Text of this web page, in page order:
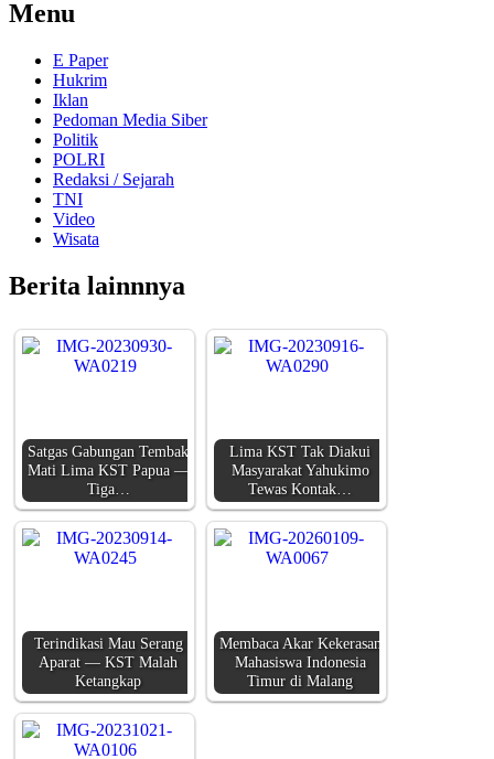
Menu
E Paper
Hukrim
Iklan
Pedoman Media Siber
Politik
POLRI
Redaksi / Sejarah
TNI
Video
Wisata
Berita lainnnya
Satgas Gabungan Tembak
Mati Lima KST Papua —
Tiga…
Lima KST Tak Diakui
Masyarakat Yahukimo
Tewas Kontak…
Terindikasi Mau Serang
Aparat — KST Malah
Ketangkap
Membaca Akar Kekerasan
Mahasiswa Indonesia
Timur di Malang